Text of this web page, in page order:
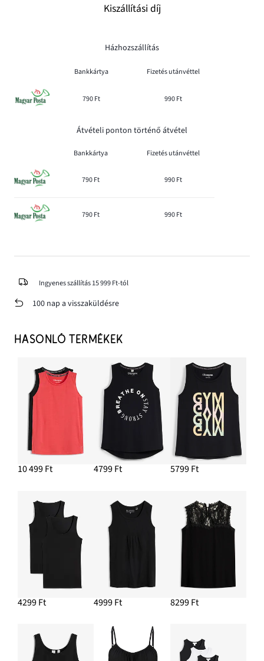
Kiszállítási díj
Házhozszállítás
Bankkártya Fizetés utánvéttel
790 Ft 990 Ft
Átvételi ponton történő átvétel
Bankkártya Fizetés utánvéttel
790 Ft 990 Ft
790 Ft 990 Ft
Ingyenes szállítás 15 999 Ft-tól
100 nap a visszaküldésre
HASONLÓ TERMÉKEK
10 499 Ft 4799 Ft 5799 Ft
4299 Ft 4999 Ft 8299 Ft